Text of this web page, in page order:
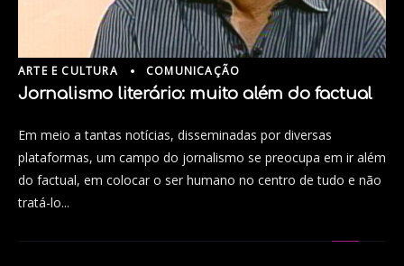
ARTE E CULTURA COMUNICAÇÃO
Jornalismo literário: muito além do factual
Em meio a tantas notícias, disseminadas por diversas
plataformas, um campo do jornalismo se preocupa em ir além
do factual, em colocar o ser humano no centro de tudo e não
tratá-lo...